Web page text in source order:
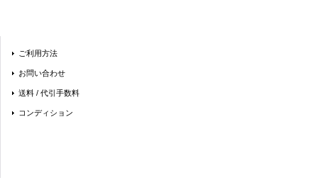
ご利用方法
お問い合わせ
送料 / 代引手数料
コンディション